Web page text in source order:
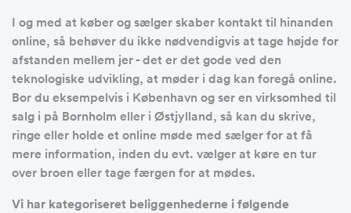
I og med at køber og sælger skaber kontakt til hinanden
online, så behøver du ikke nødvendigvis at tage højde for
afstanden mellem jer - det er det gode ved den
teknologiske udvikling, at møder i dag kan foregå online.
Bor du eksempelvis i København og ser en virksomhed til
salg i på Bornholm eller i Østjylland, så kan du skrive,
ringe eller holde et online møde med sælger for at få
mere information, inden du evt. vælger at køre en tur
over broen eller tage færgen for at mødes.
Vi har kategoriseret beliggenhederne i følgende